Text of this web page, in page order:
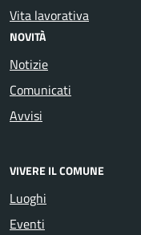
Vita lavorativa
NOVITÀ
Notizie
Comunicati
Avvisi
VIVERE IL COMUNE
Luoghi
Eventi